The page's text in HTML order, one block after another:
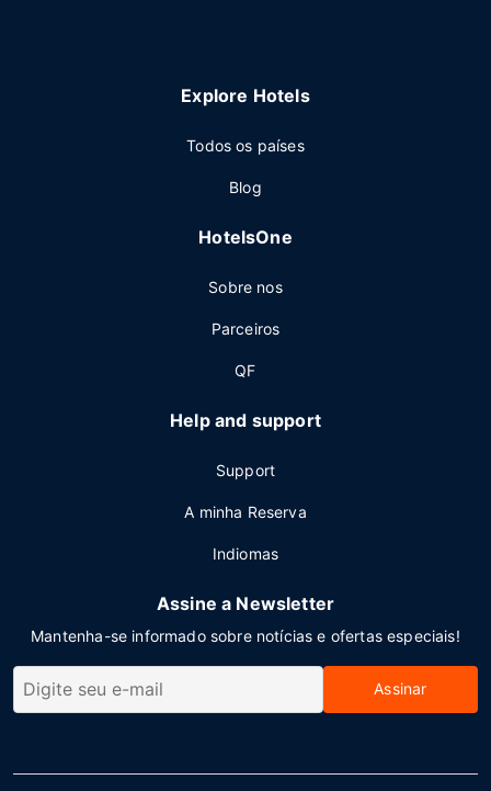
Explore Hotels
Todos os países
Blog
HotelsOne
Sobre nos
Parceiros
QF
Help and support
Support
A minha Reserva
Indiomas
Assine a Newsletter
Mantenha-se informado sobre notícias e ofertas especiais!
Assinar